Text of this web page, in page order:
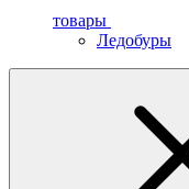
товары
Ледобуры